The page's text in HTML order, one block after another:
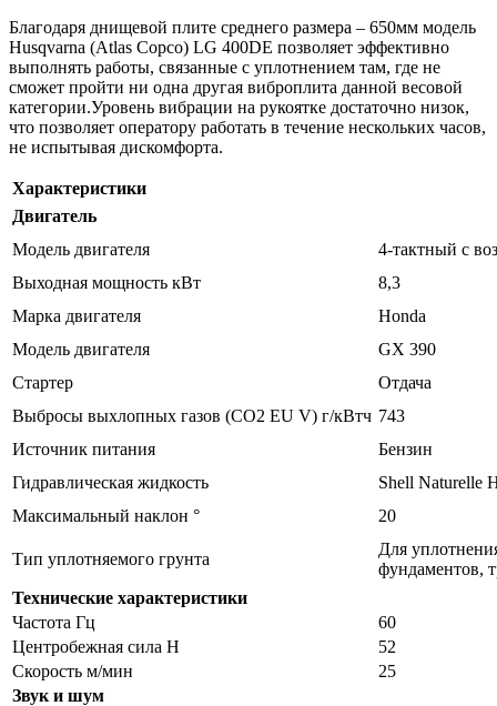
Благодаря днищевой плите среднего размера – 650мм модель
Husqvarna (Atlas Copco) LG 400DE позволяет эффективно
выполнять работы, связанные с уплотнением там, где не
сможет пройти ни одна другая виброплита данной весовой
категории.Уровень вибрации на рукоятке достаточно низок,
что позволяет оператору работать в течение нескольких часов,
не испытывая дискомфорта.
Характеристики
Двигатель
Модель двигателя
4-тактный с
Выходная мощность кВт
8,3
Марка двигателя
Honda
Модель двигателя
GX 390
Стартер
Отдача
Выбросы выхлопных газов (CO2 EU V) г/кВтч 743
Источник питания
Бензин
Гидравлическая жидкость
Shell Naturelle
Максимальный наклон °
20
Тип уплотняемого грунта
Для
фундаментов,
Технические характеристики
Частота Гц
60
Центробежная сила Н
52
Скорость м/мин
25
Звук и шум